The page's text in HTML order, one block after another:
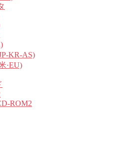
KR-AS)
·EU)
ROM2